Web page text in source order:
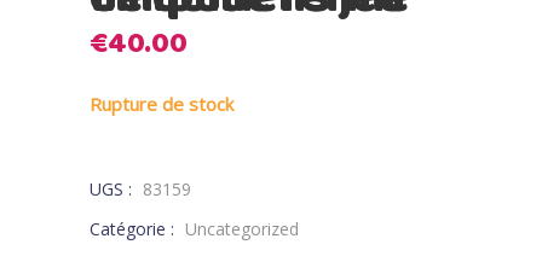
€40.00
Rupture de stock
UGS : 83159
Catégorie : Uncategorized